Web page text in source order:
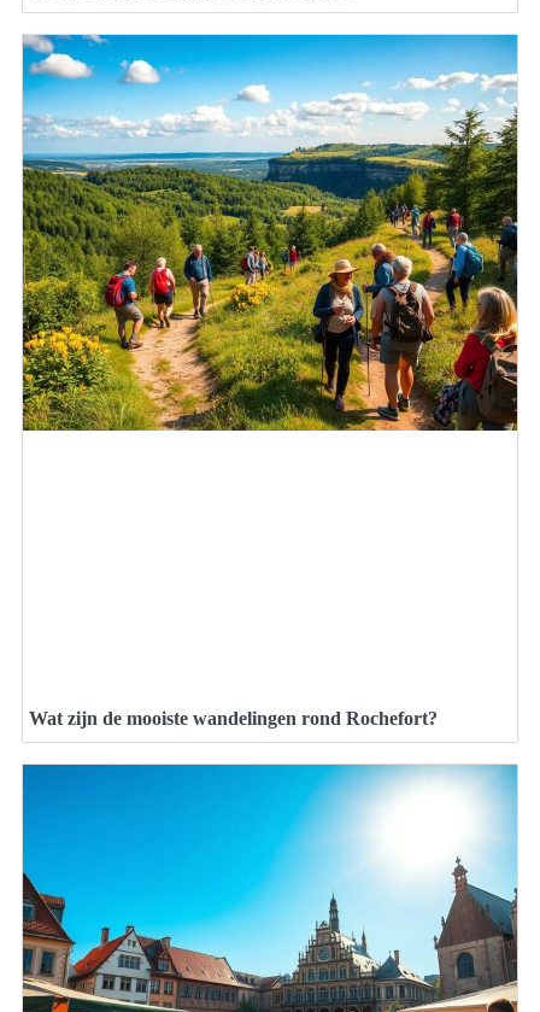
Wat zijn de mooiste wandelingen rond Rochefort?